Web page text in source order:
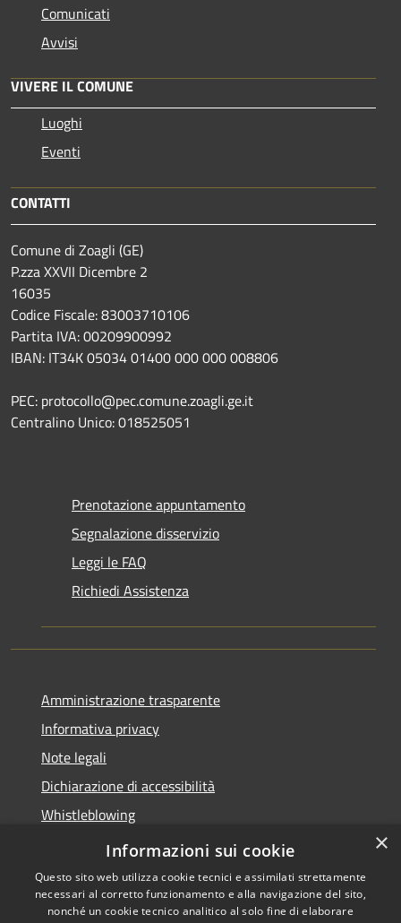
Comunicati
Avvisi
VIVERE IL COMUNE
Luoghi
Eventi
CONTATTI
Comune di Zoagli (GE)
P.zza XXVII Dicembre 2
16035
Codice Fiscale: 83003710106
Partita IVA: 00209900992
IBAN: IT34K 05034 01400 000 000 008806
PEC: protocollo@pec.comune.zoagli.ge.it
Centralino Unico: 018525051
Prenotazione appuntamento
Segnalazione disservizio
Leggi le FAQ
Richiedi Assistenza
Amministrazione trasparente
Informativa privacy
Note legali
Dichiarazione di accessibilità
Whistleblowing
Piano di miglioramento dei servizi
×
Informazioni sui cookie
Questo sito web utilizza cookie tecnici e assimilati strettamente
necessari al corretto funzionamento e alla navigazione del sito,
nonché un cookie tecnico analitico al solo fine di elaborare